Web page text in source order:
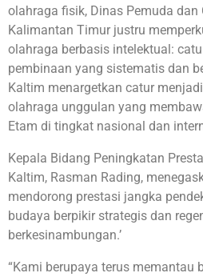
olahraga fisik, Dinas Pemuda dan
Kalimantan Timur justru
olahraga berbasis intelektual:
pembinaan yang sistematis dan
Kaltim menargetkan catur
olahraga unggulan yang
Etam di tingkat nasional dan
Kepala Bidang Peningkatan
Kaltim, Rasman Rading,
mendorong prestasi jangka
budaya berpikir strategis dan
berkesinambungan.’
“Kami berupaya terus memantau